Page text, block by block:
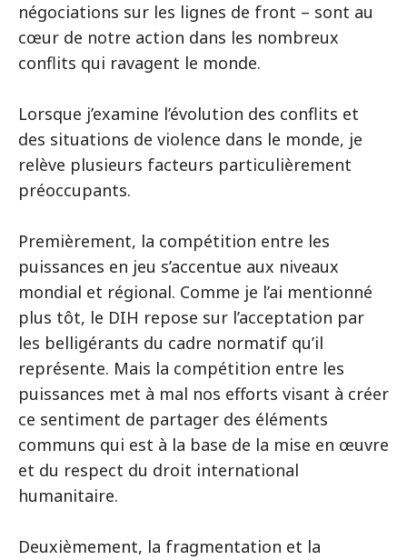
négociations sur les lignes de front – sont au
cœur de notre action dans les nombreux
conflits qui ravagent le monde.
Lorsque j’examine l’évolution des conflits et
des situations de violence dans le monde, je
relève plusieurs facteurs particulièrement
préoccupants.
Premièrement, la compétition entre les
puissances en jeu s’accentue aux niveaux
mondial et régional. Comme je l’ai mentionné
plus tôt, le DIH repose sur l’acceptation par
les belligérants du cadre normatif qu’il
représente. Mais la compétition entre les
puissances met à mal nos efforts visant à créer
ce sentiment de partager des éléments
communs qui est à la base de la mise en œuvre
et du respect du droit international
humanitaire.
Deuxièmement, la fragmentation et la